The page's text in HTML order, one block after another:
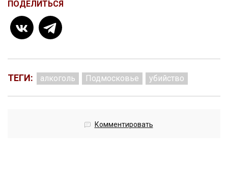
ПОДЕЛИТЬСЯ
ТЕГИ: алкоголь Подмосковье убийство
Комментировать